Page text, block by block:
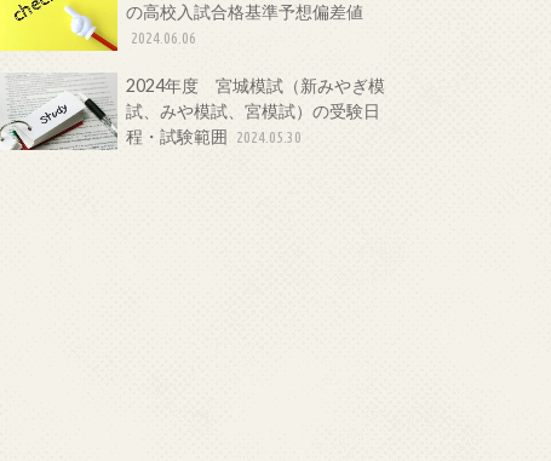
の高校入試合格基準予想偏差値
2024.06.06
2024年度 宮城模試（新みやぎ模
試、みや模試、宮模試）の受験日
程・試験範囲
2024.05.30